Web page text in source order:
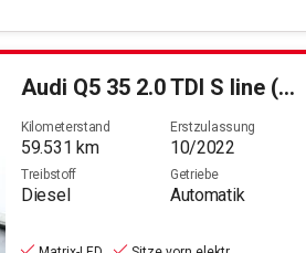
Filter löschen
Audi Q5 35 2.0 TDI S line (EURO 6d)
Kilometerstand
59.531 km
Erstzulassung
10/2022
Treibstoff
Diesel
Getriebe
Automatik